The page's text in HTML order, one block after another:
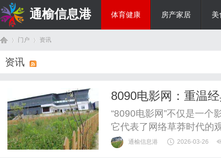
通榆信息港 体育健康 房产家居 美
门户 资讯
资讯
8090电影网：重温
“8090电影网”不仅是一个
它代表了网络草莽时代的
容，见证了从资源寻找到
通榆信息港 2026-03-26